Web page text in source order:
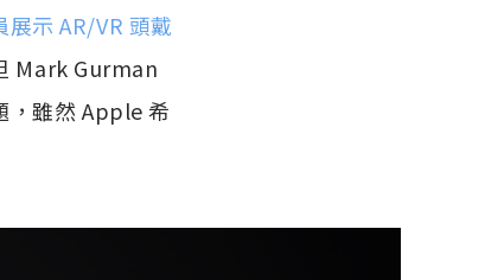
展示 AR/VR 頭戴
Mark Gurman
，雖然 Apple 希